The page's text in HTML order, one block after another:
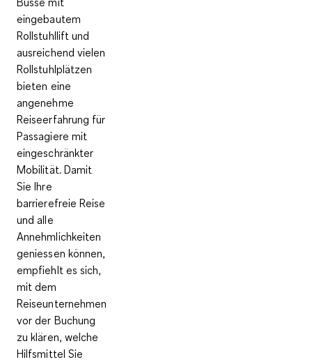
eingebautem
Rollstuhllift und
ausreichend vielen
Rollstuhlplätzen
bieten eine
angenehme
Reiseerfahrung für
Passagiere mit
eingeschränkter
Mobilität. Damit
Sie Ihre
barrierefreie Reise
und alle
Annehmlichkeiten
geniessen können,
empfiehlt es sich,
mit dem
Reiseunternehmen
vor der Buchung
zu klären, welche
Hilfsmittel Sie